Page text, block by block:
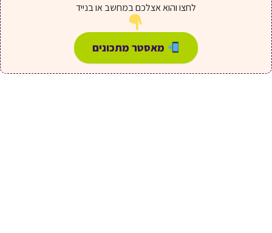
לחצו והוא אצלכם במחשב או בנייד
מאסטר מתכונים